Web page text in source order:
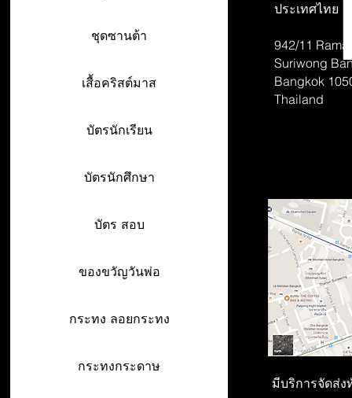
ชุดซานต้า
เสื้อคริสต์มาส
บัตรนักเรียน
บัตรนักศึกษา
บัตร สอบ
ของขวัญวันพ่อ
กระทง ลอยกระทง
กระทงกระดาษ
ประเทศไทย
942/11 Rama
Suriwong
Bangkok
Thailand
มีบริการจัดส่ง